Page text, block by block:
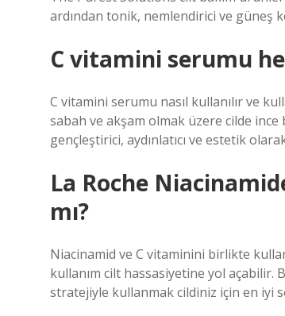
ardından tonik, nemlendirici ve güneş
C vitamini serumu
C vitamini serumu nasıl kullanılır ve
sabah ve akşam olmak üzere cilde
gençleştirici, aydınlatıcı ve estetik
La Roche
mı?
Niacinamid ve C vitaminini birlikte
kullanım cilt hassasiyetine yol
stratejiyle kullanmak cildiniz için en iyi